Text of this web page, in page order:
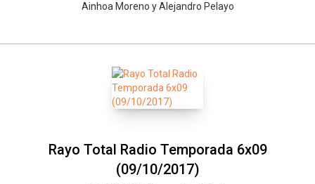
Ainhoa Moreno y Alejandro Pelayo
Rayo Total Radio Temporada 6x09
(09/10/2017)